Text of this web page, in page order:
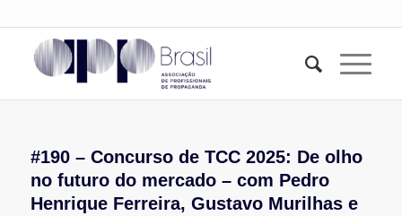
#190 – Concurso de TCC 2025: De olho
no futuro do mercado – com Pedro
Henrique Ferreira, Gustavo Murilhas e